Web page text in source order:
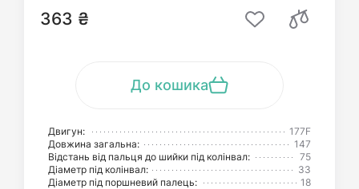
363 ₴
До кошика
Двигун:
177F
Довжина загальна:
147
Відстань від пальця до шийки під колінвал:
75
Діаметр під колінвал:
33
Діаметр під поршневий палець:
18